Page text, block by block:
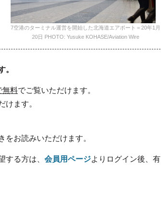
7空港のターミナル運営を開始した北海道エアポート＝20年1月
20日 PHOTO: Yusuke KOHASE/Aviation Wire
。
無料でご覧いただけます。
けます。
をお読みいただけます。
する方は、 会員用ページよりログイン後、有